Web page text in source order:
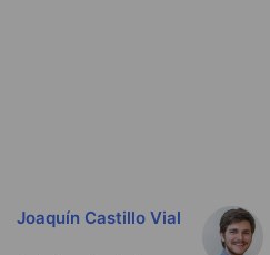
Joaquín Castillo Vial